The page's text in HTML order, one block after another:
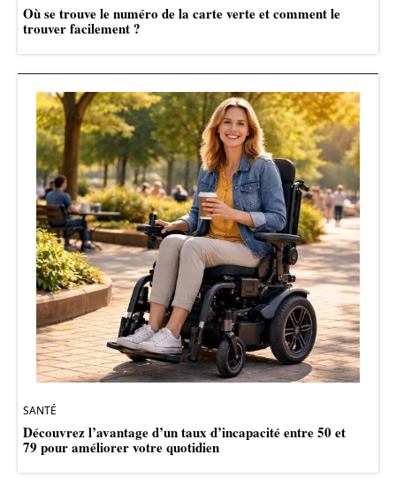
Où se trouve le numéro de la carte verte et comment le
trouver facilement ?
SANTÉ
Découvrez l’avantage d’un taux d’incapacité entre 50 et
79 pour améliorer votre quotidien